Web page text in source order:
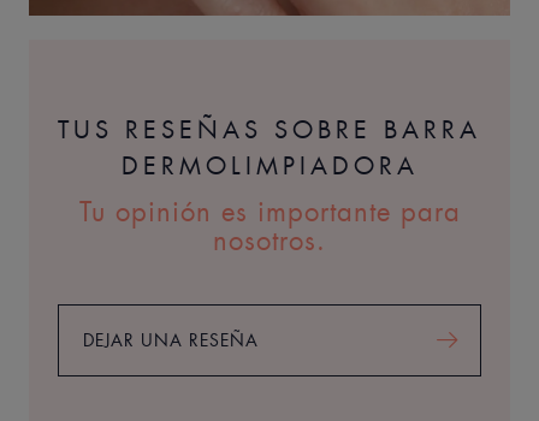
TUS RESEÑAS SOBRE BARRA
DERMOLIMPIADORA
Tu opinión es importante para
nosotros.
DEJAR UNA RESEÑA